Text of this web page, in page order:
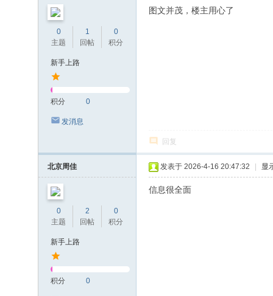
0
主题
1
回帖
0
积分
新手上路
积分 0
发消息
图文并茂，楼主用心了
回复
北京周佳
0
主题
2
回帖
0
积分
新手上路
积分 0
发表于 2026-4-16 20:47:32 显
信息很全面